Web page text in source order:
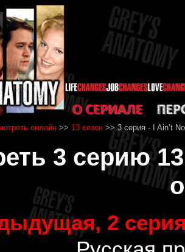
онлайн >> 13 сезон >> 3 серия - I Ain’t
3 серию
2